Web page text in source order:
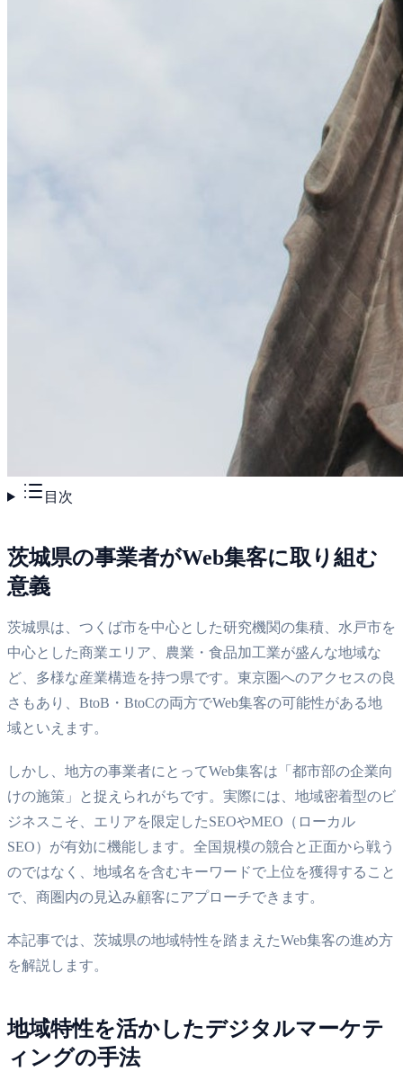
目次
茨城県の事業者がWeb集客に取り組む
意義
茨城県は、つくば市を中心とした研究機関の集積、水戸市を
中心とした商業エリア、農業・食品加工業が盛んな地域な
ど、多様な産業構造を持つ県です。東京圏へのアクセスの良
さもあり、BtoB・BtoCの両方でWeb集客の可能性がある地
域といえます。
しかし、地方の事業者にとってWeb集客は「都市部の企業向
けの施策」と捉えられがちです。実際には、地域密着型のビ
ジネスこそ、エリアを限定したSEOやMEO（ローカル
SEO）が有効に機能します。全国規模の競合と正面から戦う
のではなく、地域名を含むキーワードで上位を獲得すること
で、商圏内の見込み顧客にアプローチできます。
本記事では、茨城県の地域特性を踏まえたWeb集客の進め方
を解説します。
地域特性を活かしたデジタルマーケテ
ィングの手法